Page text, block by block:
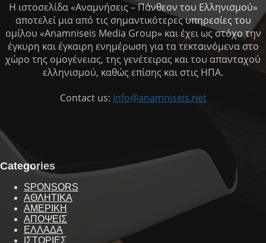
Η ιστοσελίδα «Αναμνήσεις – Πάνθεον του Ελληνισμού»
αποτελεί μια από τις σημαντικότερες υπηρεσίες του
ομίλου «Anamniseis Media Group» και έχει ως στόχο την
έγκυρη και έγκαιρη ενημέρωση για τα τεκταινόμενα στο
χώρο της ομογένειας, της γενέτειρας και του απανταχού
ελληνισμού, καθώς επίσης και στις ΗΠΑ.
Contact us: info@anamniseis.net
Categories
SPONSORS
ΑΘΛΗΤΙΚΑ
ΑΜΕΡΙΚΗ
ΑΠΟΨΕΙΣ
ΕΛΛΑΔΑ
ΙΣΤΟΡΙΕΣ